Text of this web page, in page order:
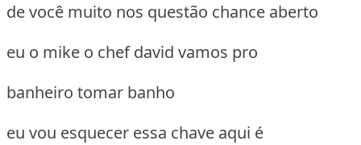
de você muito nos questão chance aberto
eu o mike o chef david vamos pro
banheiro tomar banho
eu vou esquecer essa chave aqui é